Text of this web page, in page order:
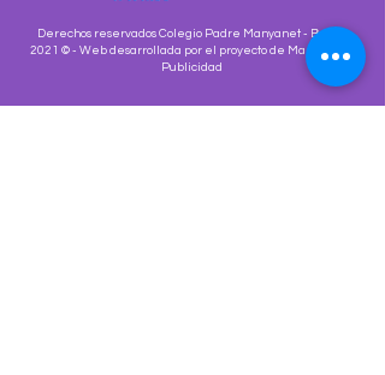
Derechos reservados Colegio Padre Manyanet - Bogotá
2021 © - Web desarrollada por el proyecto de Marketing y
Publicidad